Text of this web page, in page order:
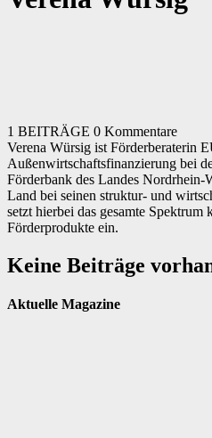
1 BEITRÄGE 0 Kommentare
Verena Würsig ist Förderberaterin
Außenwirtschaftsfinanzierung bei
Förderbank des Landes Nordrhein-
Land bei seinen struktur- und
setzt hierbei das gesamte
Förderprodukte ein.
Keine Beiträge
Aktuelle Magazine